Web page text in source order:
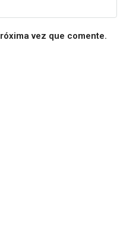
vez que comente.